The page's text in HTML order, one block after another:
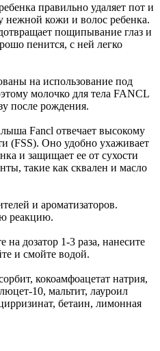
правильно удаляет пот и
нежной кожи и волос ребенка.
пощипывание глаз и
пенится, с ней легко
на использование под
молочко для тела FANCL
после рождения.
Fancl отвечает высокому
(FSS). Оно удобно ухаживает
и защищает ее от сухости
такие как сквален и масло
и ароматизаторов.
реакцию.
на дозатор 1-3 раза, нанесите
и смойте водой.
кокоамфоацетат натрия,
10, мальтит, лауроил
бетаин, лимонная